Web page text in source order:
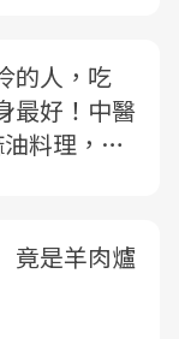
的人，吃
最好！中醫
料理，搭
是羊肉爐